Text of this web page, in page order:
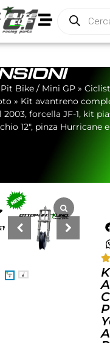
Pit Bike / Mini GP »
» Kit avantreno
forcella JF-1, kit
12″, pinza Hurricane